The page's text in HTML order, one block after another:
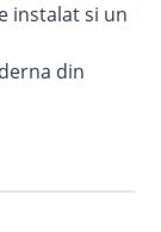
instalat si un
din